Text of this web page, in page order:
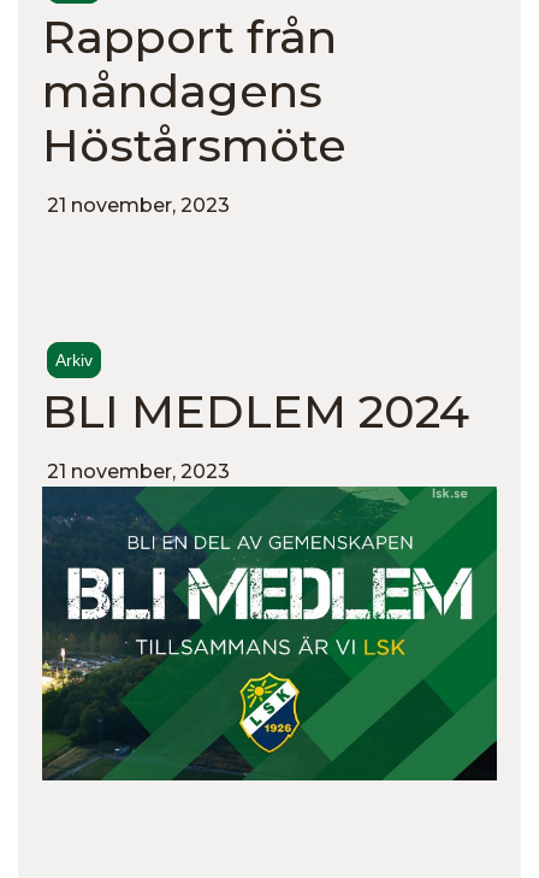
Rapport från
måndagens
Höstårsmöte
21 november, 2023
Arkiv
BLI MEDLEM 2024
21 november, 2023